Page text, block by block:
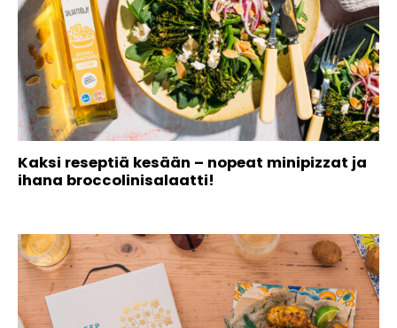
Kaksi reseptiä kesään – nopeat minipizzat ja
ihana broccolinisalaatti!